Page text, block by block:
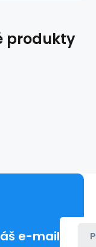
produkty
e-mail